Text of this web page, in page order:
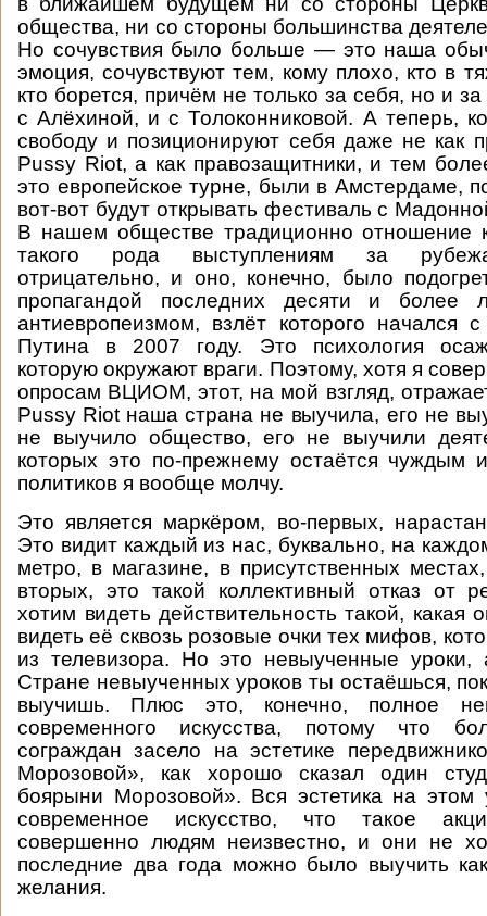
общества, ни со стороны большинства
Но сочувствия было больше — это наша
эмоция, сочувствуют тем, кому плохо, кто в
кто борется, причём не только за себя, но и
с Алёхиной, и с Толоконниковой. А теперь,
свободу и позиционируют себя даже не как
Pussy Riot, а как правозащитники, и тем
это европейское турне, были в Амстердаме,
вот-вот будут открывать фестиваль с
В нашем обществе традиционно отношение
такого рода выступлениям за
отрицательно, и оно, конечно, было
пропагандой последних десяти и более
антиевропеизмом, взлёт которого начался
Путина в 2007 году. Это психология
которую окружают враги. Поэтому, хотя я
опросам ВЦИОМ, этот, на мой взгляд,
Pussy Riot наша страна не выучила, его не
не выучило общество, его не выучили
которых это по-прежнему остаётся чуждым
политиков я вообще молчу.
Это является маркёром, во-первых,
Это видит каждый из нас, буквально, на
метро, в магазине, в присутственных
вторых, это такой коллективный отказ от
хотим видеть действительность такой, какая
видеть её сквозь розовые очки тех мифов,
из телевизора. Но это невыученные уроки,
Стране невыученных уроков ты остаёшься,
выучишь. Плюс это, конечно, полное
современного искусства, потому что
сограждан засело на эстетике
Морозовой», как хорошо сказал один
боярыни Морозовой». Вся эстетика на этом
современное искусство, что такое
совершенно людям неизвестно, и они не
последние два года можно было выучить
желания.